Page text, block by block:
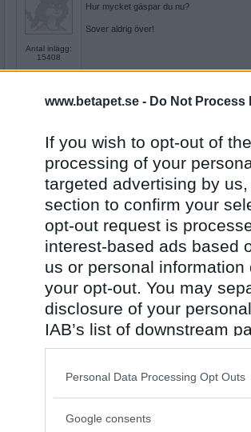
www.betapet.se - Do Not Process
If you wish to opt-out of
processing of your
targeted advertising by
section to confirm your
opt-out request is
interest-based ads based
us or personal
your opt-out. You may
disclosure of your
IAB’s list of downstream
also be disclosed by us
Downstream Participants
Please note that this
Personal Data Processing Opt Outs
Google consents
Antal inlägg:
15408
Hur mycket gäspar du nu?
Sover aldrig över!
Antal inlägg:
34614
Varför utvecklas dina förhållanden aldrig
Lenis75
Antal inlägg: 679
Hur skulle du beskriva dig själv??
I morgon
hegas68
Antal inlägg: 556